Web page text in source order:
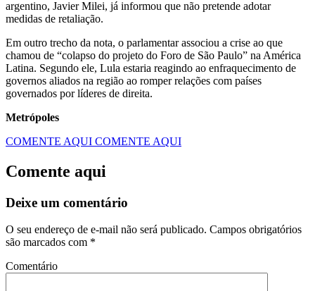
argentino, Javier Milei, já informou que não pretende adotar
medidas de retaliação.
Em outro trecho da nota, o parlamentar associou a crise ao que
chamou de “colapso do projeto do Foro de São Paulo” na América
Latina. Segundo ele, Lula estaria reagindo ao enfraquecimento de
governos aliados na região ao romper relações com países
governados por líderes de direita.
Metrópoles
COMENTE AQUI COMENTE AQUI
Comente aqui
Deixe um comentário
O seu endereço de e-mail não será publicado. Campos obrigatórios
são marcados com *
Comentário